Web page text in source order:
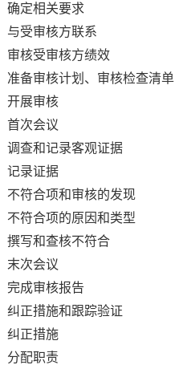
确定相关要求
与受审核方联系
审核受审核方绩效
准备审核计划、审核检查清单
开展审核
首次会议
调查和记录客观证据
记录证据
不符合项和审核的发现
不符合项的原因和类型
撰写和查核不符合
末次会议
完成审核报告
纠正措施和跟踪验证
纠正措施
分配职责